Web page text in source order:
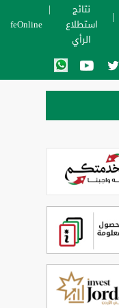
نتائج
استطلاع
الرأي
SafeOnline